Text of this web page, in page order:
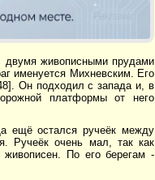
двумя живописными прудами
именуется Михневским. Его
Он подходил с запада и, в
платформы от него
ещё остался ручеёк между
Ручеёк очень мал, так как
По его берегам -